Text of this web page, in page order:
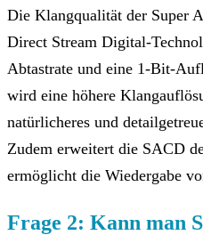
Die Klangqualität der Super
Direct Stream Digital-
Abtastrate und eine 1-Bit-
wird eine höhere
natürlicheres und
Zudem erweitert die SACD
ermöglicht die Wiedergabe
Frage 2: Kann man